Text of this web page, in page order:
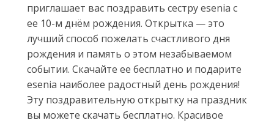
приглашает вас поздравить сестру esenia с
ее 10-м днём рождения. Открытка — это
лучший способ пожелать счастливого дня
рождения и память о этом незабываемом
событии. Скачайте ее бесплатно и подарите
esenia наиболее радостный день рождения!
Эту поздравительную открытку на праздник
вы можете скачать бесплатно. Красивое